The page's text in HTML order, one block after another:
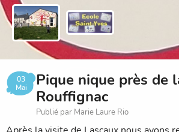
03
Mai
Pique nique près de
Rouffignac
Publié par Marie Laure Rio